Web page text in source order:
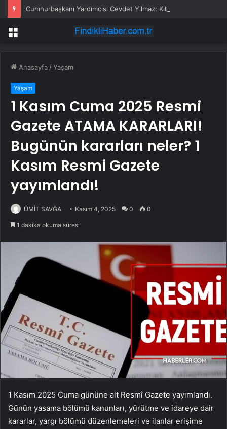
Menü
Anasayfa /Yaşam
Yaşam
1 Kasım Cuma 2025 Resmi
Gazete ATAMA KARARLARI!
Bugünün kararları neler? 1
Kasım Resmi Gazete
yayımlandı!
ÜMİT SAVĞA Kasım 4, 2025 0 0
1 dakika okuma süresi
1 Kasım 2025 Cuma gününe ait Resmî Gazete yayımlandı.
Günün yasama bölümü kanunları, yürütme ve idareye dair
kararlar, yargı bölümü düzenlemeleri ve ilanlar erişime